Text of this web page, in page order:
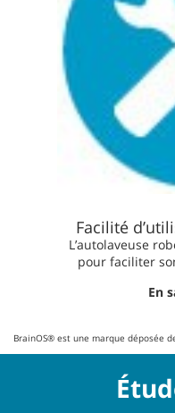
Facilité
L’autolaveuse
pour faciliter
En
BrainOS® est une marque déposée